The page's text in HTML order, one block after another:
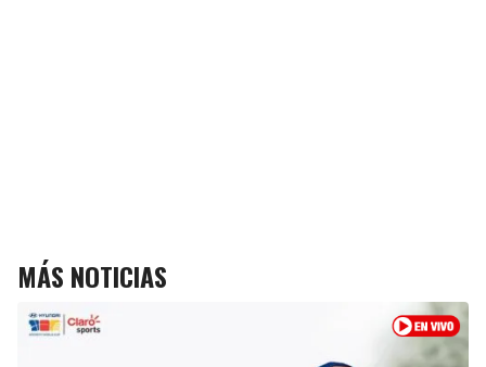
MÁS NOTICIAS